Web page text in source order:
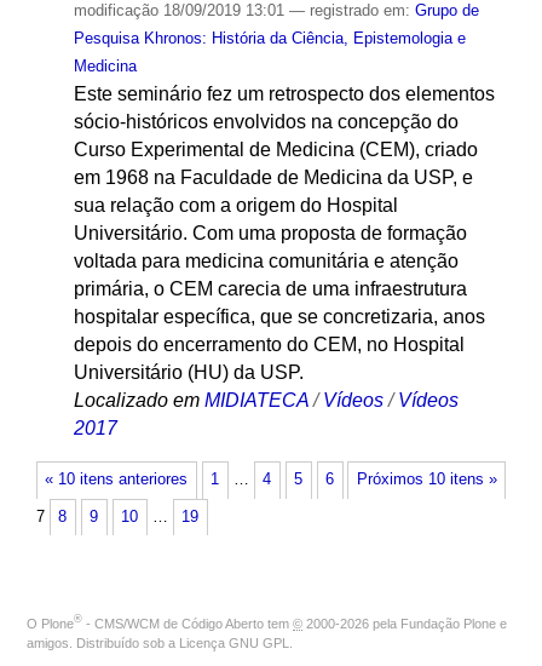
modificação18/09/2019 13:01 — registrado em: Grupo de
Pesquisa Khronos: História da Ciência, Epistemologia e
Medicina
Este seminário fez um retrospecto dos elementos
sócio-históricos envolvidos na concepção do
Curso Experimental de Medicina (CEM), criado
em 1968 na Faculdade de Medicina da USP, e
sua relação com a origem do Hospital
Universitário. Com uma proposta de formação
voltada para medicina comunitária e atenção
primária, o CEM carecia de uma infraestrutura
hospitalar específica, que se concretizaria, anos
depois do encerramento do CEM, no Hospital
Universitário (HU) da USP.
Localizado em MIDIATECA /Vídeos /Vídeos
2017
« 10 itens anteriores Próximos 10 itens »
1 … 4 5 6
7 8 9 10 … 19
O Plone® - CMS/WCM de Código Aberto tem © 2000-2026 pela Fundação Plone e
amigos. Distribuído sob a Licença GNU GPL